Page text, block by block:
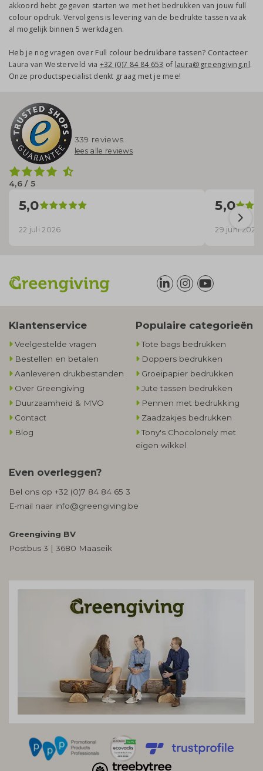
akkoord hebt gegeven starten we met het bedrukken van jouw full
colour opdruk. Vervolgens is levering van de bedrukte tassen vaak
al mogelijk binnen 5 werkdagen.
Heb je nog vragen over Full colour bedrukbare tassen? Contacteer
Laura van Westerveld via +32 (0)7 84 84 653 of laura@greengiving.nl.
Onze productspecialist denkt graag met je mee!
4,6 / 5
339 reviews
lees alle reviews
5,0
22 juli 2026
5,0
29 juni 2026
Klantenservice
Veelgestelde vragen
Bestellen en betalen
Aanleveren drukbestanden
Over Greengiving
Duurzaamheid & MVO
Contact
Blog
Populaire categorieën
Tote bags bedrukken
Doppers bedrukken
Groeipapier bedrukken
Jute tassen bedrukken
Pennen met bedrukking
Zaadzakjes bedrukken
Tony's Chocolonely met
eigen wikkel
Even overleggen?
Bel ons op +32 (0)7 84 84 65 3
E-mail naar info@greengiving.be
Greengiving BV
Postbus 3 | 3680 Maaseik